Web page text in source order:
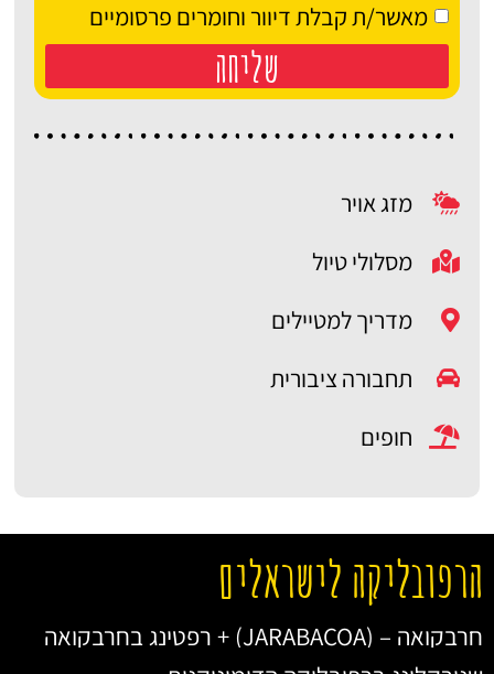
מאשר/ת קבלת דיוור וחומרים פרסומיים
שליחה
מזג אויר
מסלולי טיול
מדריך למטיילים
תחבורה ציבורית
חופים
הרפובליקה לישראלים
חרבקואה – (JARABACOA) + רפטינג בחרבקואה